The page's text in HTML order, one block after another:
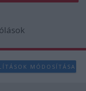
MÓDOSÍTÁSA